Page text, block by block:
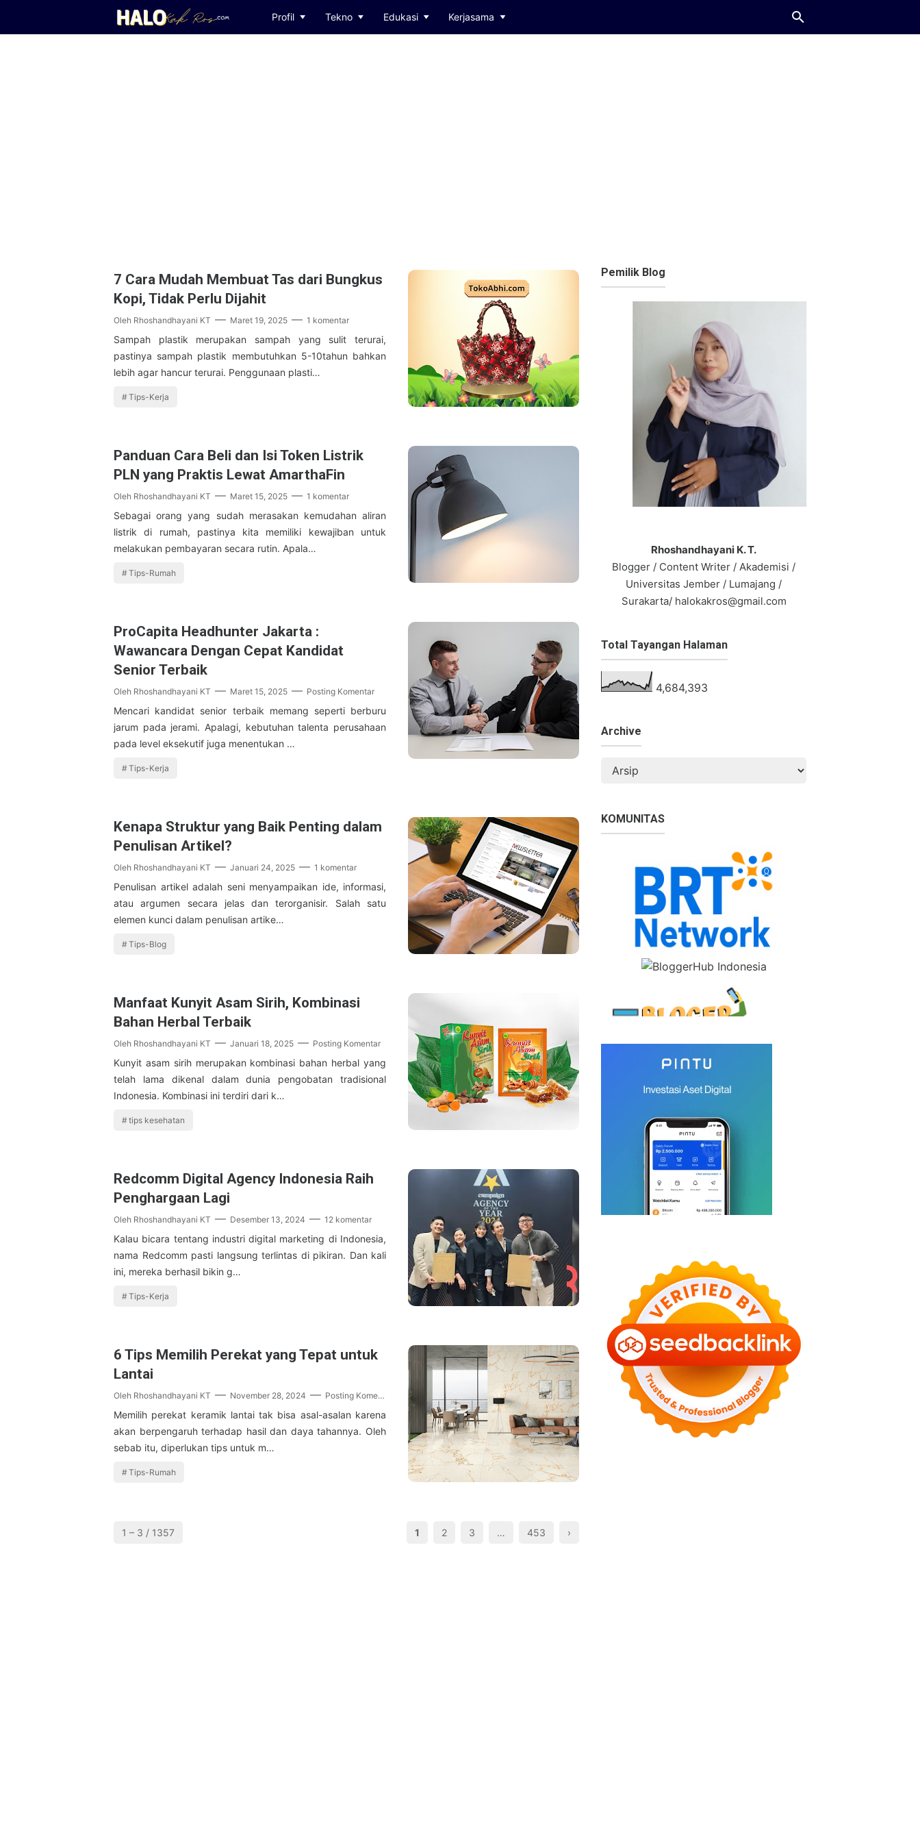
Profil Tekno Edukasi Kerjasama
7 Cara Mudah Membuat Tas dari Bungkus
Kopi, Tidak Perlu Dijahit
Oleh Rhoshandhayani KT Maret 19, 2025 1 komentar
Sampah plastik merupakan sampah yang sulit terurai,
pastinya sampah plastik membutuhkan 5-10tahun bahkan
lebih agar hancur terurai. Penggunaan plasti…
Tips-Kerja
Panduan Cara Beli dan Isi Token Listrik
PLN yang Praktis Lewat AmarthaFin
Oleh Rhoshandhayani KT Maret 15, 2025 1 komentar
Sebagai orang yang sudah merasakan kemudahan aliran
listrik di rumah, pastinya kita memiliki kewajiban untuk
melakukan pembayaran secara rutin. Apala…
Tips-Rumah
ProCapita Headhunter Jakarta :
Wawancara Dengan Cepat Kandidat
Senior Terbaik
Oleh Rhoshandhayani KT Maret 15, 2025 Posting Komentar
Mencari kandidat senior terbaik memang seperti berburu
jarum pada jerami. Apalagi, kebutuhan talenta perusahaan
pada level eksekutif juga menentukan …
Tips-Kerja
Kenapa Struktur yang Baik Penting dalam
Penulisan Artikel?
Oleh Rhoshandhayani KT Januari 24, 2025 1 komentar
Penulisan artikel adalah seni menyampaikan ide, informasi,
atau argumen secara jelas dan terorganisir. Salah satu
elemen kunci dalam penulisan artike…
Tips-Blog
Manfaat Kunyit Asam Sirih, Kombinasi
Bahan Herbal Terbaik
Oleh Rhoshandhayani KT Januari 18, 2025 Posting Komentar
Kunyit asam sirih merupakan kombinasi bahan herbal yang
telah lama dikenal dalam dunia pengobatan tradisional
Indonesia. Kombinasi ini terdiri dari k…
tips kesehatan
Redcomm Digital Agency Indonesia Raih
Penghargaan Lagi
Oleh Rhoshandhayani KT Desember 13, 2024 12 komentar
Kalau bicara tentang industri digital marketing di Indonesia,
nama Redcomm pasti langsung terlintas di pikiran. Dan kali
ini, mereka berhasil bikin g…
Tips-Kerja
6 Tips Memilih Perekat yang Tepat untuk
Lantai
Oleh Rhoshandhayani KT November 28, 2024 Posting Komentar
Memilih perekat keramik lantai tak bisa asal-asalan karena
akan berpengaruh terhadap hasil dan daya tahannya. Oleh
sebab itu, diperlukan tips untuk m…
Tips-Rumah
1 – 3 / 1357 1 2 3 … 453 ›
Pemilik Blog
Rhoshandhayani K. T.
Blogger / Content Writer / Akademisi /
Universitas Jember / Lumajang /
Surakarta/ halokakros@gmail.com
Total Tayangan Halaman
4,684,393
Archive
KOMUNITAS